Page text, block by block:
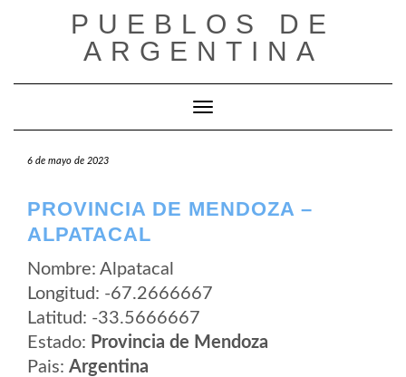
PUEBLOS DE
ARGENTINA
Cambiar modo de navegación
6 de mayo de 2023
PROVINCIA DE MENDOZA –
ALPATACAL
Nombre: Alpatacal
Longitud: -67.2666667
Latitud: -33.5666667
Estado: Provincia de Mendoza
Pais: Argentina